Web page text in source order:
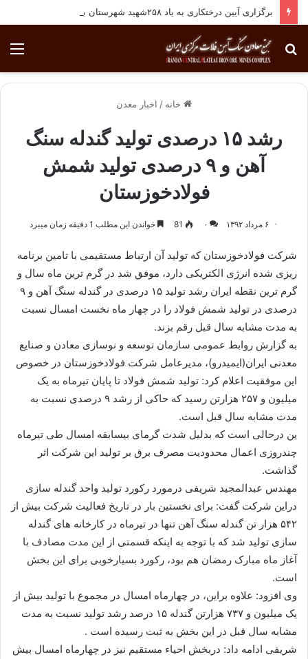
برگزاری آیین درختکاری به یاد ۲۵۸شهید شهرستان بافق
جستجو
برای
خانه / اخبار معدن
رشد ۱۵ درصدی تولید گندله سنگ
آهن و ۹ درصدی تولید شمش
فولادخوزستان
۶ مرداد ۱۳۹۲ ۰ 81 خواندن این مطلب 1 دقیقه زمان میبرد
شرکت فولادخوزستان که تولید آن ارتباط مستقیمی با تامین برنامه
ریزی شده انرژی الکتریکی دارد، موفق شد در گرم ترین ماه سال و
گرم ترین نقطه ایران رشد تولید ۱۵ درصدی در گندله سنگ آهن و ۹
درصدی در تولید شمش فولاد را در چهار ماه نخست امسال نسبت
به مدت مشابه سال قبل رقم بزند.
به گزارش روابط عمومی سازمان توسعه و نوسازی معادن و صنایع
معدنی ایران(ایمیدرو)، مدیرعامل شرکت فولادخوزستان در خصوص
این موفقیت اعلام کرد: تولید شمش فولاد تا پایان تیرماه به یک
میلیون و ۲۵۷ هزارتن رسید که حاکی از رشد ۹ درصدی نسبت به
مدت مشابه سال قبل است.
ین درحالی است که بدلیل شدت گرمای بیسابقه امسال طی تیرماه
چندروزی اعمال محدودیت مصرف برق بر تولید این شرکت اثر
گذاشت.
مهندس عبدالمجید شریفی درمورد رکورد تولید واحد گندله سازی
دراین شرکت گفت: برای نخستین بار در تاریخ فعالیت شرکت بیش از
۵۴۲ هزار تن گندله سنگ آهن تنها در تیرماه در کارخانه های گندله
سازی تولید شد که با توجه به اینکه قسمتی از این مدت مصادف با
آغاز ماه مبارک رمضان هم بود، رکورد بسیارخوبی برای این بخش
است.
وی افزود: علاوه براین، در چهارماه امسال در مجموع با تولید بیش از
یک میلیون و ۷۳۷ هزارتن گندله ۱۵ درصد رشد تولید نسبت به مدت
مشابه سال قبل در این بخش به ثبت رسیده است .
شریفی ادامه داد: دربخش احیاء مستقیم نیز در چهارماه امسال بیش